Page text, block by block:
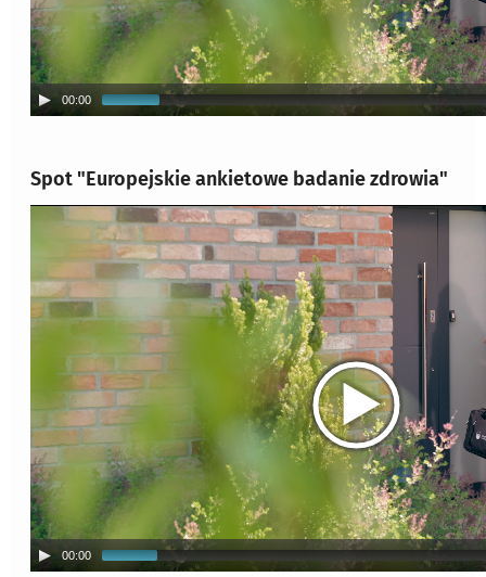
00:00
Spot "Europejskie ankietowe badanie zdrowia"
00:00